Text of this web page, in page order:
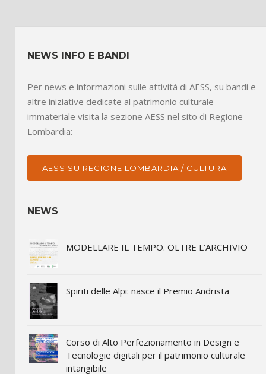
NEWS INFO E BANDI
Per news e informazioni sulle attività di AESS, su bandi e
altre iniziative dedicate al patrimonio culturale
immateriale visita la sezione AESS nel sito di Regione
Lombardia:
AESS SU REGIONE LOMBARDIA / CULTURA
NEWS
MODELLARE IL TEMPO. OLTRE L’ARCHIVIO
Spiriti delle Alpi: nasce il Premio Andrista
Corso di Alto Perfezionamento in Design e
Tecnologie digitali per il patrimonio culturale
intangibile